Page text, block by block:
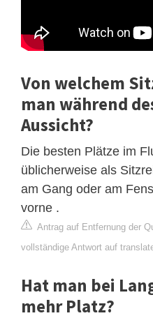
Von welchem
man während
Aussicht?
Die besten Plätze im
üblicherweise als
am Gang oder am
vorne .
Antrag auf Entfernung der
vollständige Antwort auf
Hat man bei
mehr Platz?